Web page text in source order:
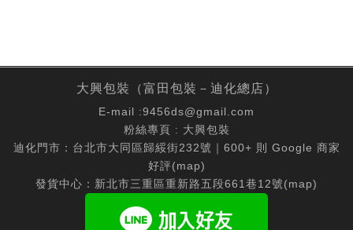
大興包裝（富田包裝－迪化總店）
E-mail :9456ds@gmail.com
粉絲專頁 : 大興包裝
迪化門市：台北市大同區歸綏街232號｜600+ 則 Google 商家
好評(map)
發貨中心：新北市三重區重新路五段661巷12號(map)